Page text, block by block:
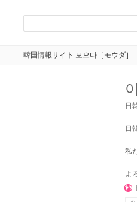
韓国情報サイト 모으다［モウダ］
日
日
私
よ